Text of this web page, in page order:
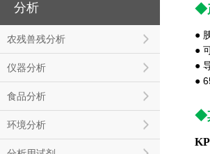
分析
农残兽残分析
仪器分析
食品分析
环境分析
◆
●
●
●
●
◆